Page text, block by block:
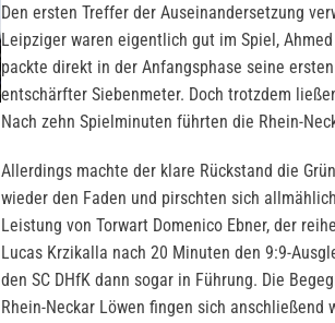
Den ersten Treffer der Auseinandersetzung
Leipziger waren eigentlich gut im Spiel,
packte direkt in der Anfangsphase seine
entschärfter Siebenmeter. Doch trotzdem
Nach zehn Spielminuten führten die Rhein-
Allerdings machte der klare Rückstand die
wieder den Faden und pirschten sich
Leistung von Torwart Domenico Ebner, der
Lucas Krzikalla nach 20 Minuten den 9:9-
den SC DHfK dann sogar in Führung. Die
Rhein-Neckar Löwen fingen sich